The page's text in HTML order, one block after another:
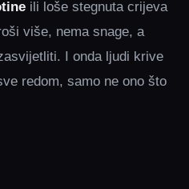
ili loše stegnuta crijeva
više, nema snage, a
I onda ljudi krive
redom, samo ne ono što